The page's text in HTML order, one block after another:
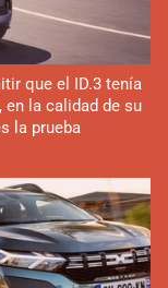
que el ID.3 tenía
la calidad de su
la prueba